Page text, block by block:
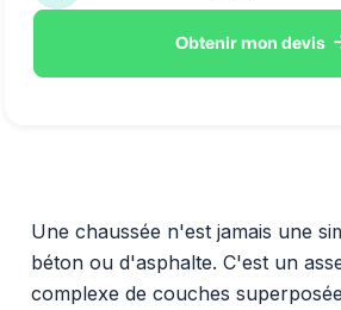
Une chaussée n'est jamais une
béton ou d'asphalte. C'est un
complexe de couches
Obtenir mon devis